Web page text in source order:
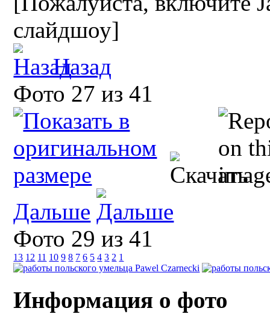
слайдшоу]
Назад
Фото 27 из 41
Дальше
Фото 29 из 41
13 12 11 10 9 8 7 6 5 4 3 2 1
Информация о фото